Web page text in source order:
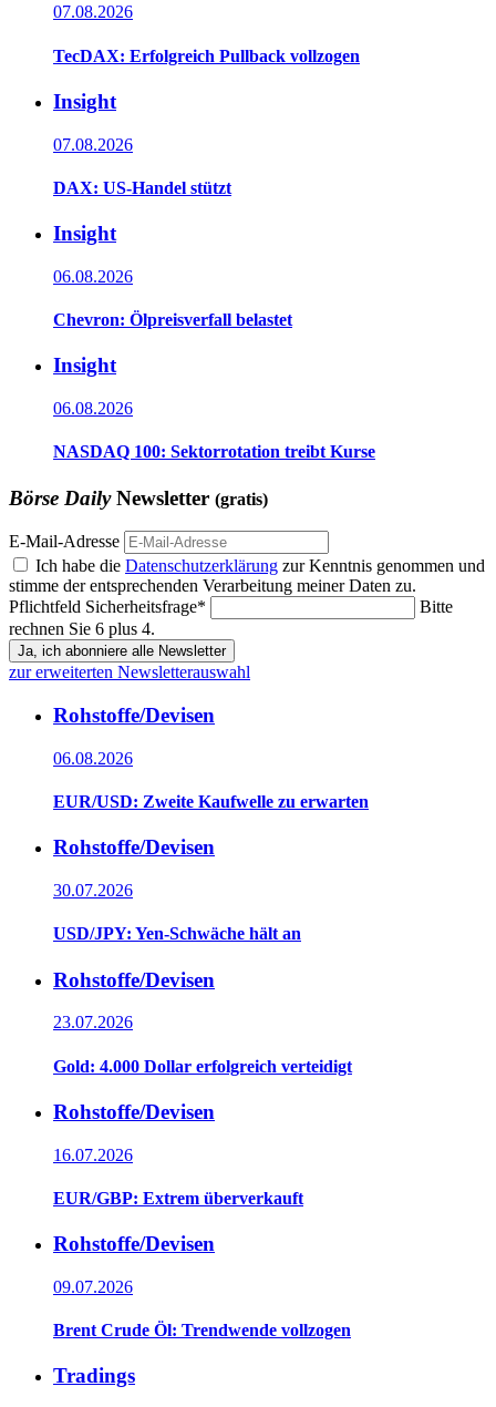
07.08.2026
TecDAX: Erfolgreich Pullback vollzogen
Insight
07.08.2026
DAX: US-Handel stützt
Insight
06.08.2026
Chevron: Ölpreisverfall belastet
Insight
06.08.2026
NASDAQ 100: Sektorrotation treibt Kurse
Börse DailyNewsletter (gratis)
E-Mail-Adresse
Ich habe die Datenschutzerklärung zur Kenntnis genommen und
stimme der entsprechenden Verarbeitung meiner Daten zu.
Pflichtfeld Sicherheitsfrage*
Bitte
rechnen Sie 6 plus 4.
Ja, ich abonniere alle Newsletter
zur erweiterten Newsletterauswahl
Rohstoffe/Devisen
06.08.2026
EUR/USD: Zweite Kaufwelle zu erwarten
Rohstoffe/Devisen
30.07.2026
USD/JPY: Yen-Schwäche hält an
Rohstoffe/Devisen
23.07.2026
Gold: 4.000 Dollar erfolgreich verteidigt
Rohstoffe/Devisen
16.07.2026
EUR/GBP: Extrem überverkauft
Rohstoffe/Devisen
09.07.2026
Brent Crude Öl: Trendwende vollzogen
Tradings